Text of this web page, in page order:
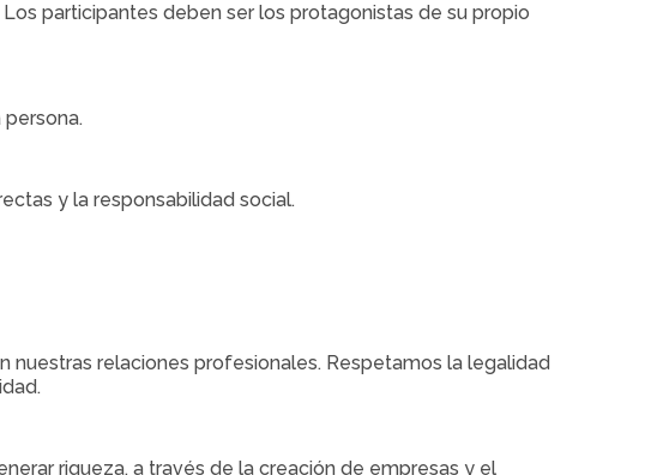
participantes deben ser los protagonistas de su propio
y la responsabilidad social.
relaciones profesionales. Respetamos la legalidad
riqueza, a través de la creación de empresas y el